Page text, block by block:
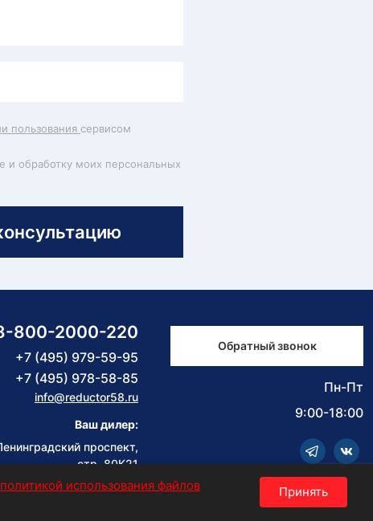
пользования сервисом
и обработку моих персональных
800-2000-220
+7 (495) 979-59-95
+7 (495) 978-58-85
info@reductor58.ru
Ваш дилер:
проспект,
стр. 80К21
Обратный звонок
Пн-Пт
9:00-18:00
политикой использования файлов
Принять